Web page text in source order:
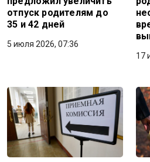
отпуск родителям до
35 и 42 дней
5 июля 2026, 07:36
17